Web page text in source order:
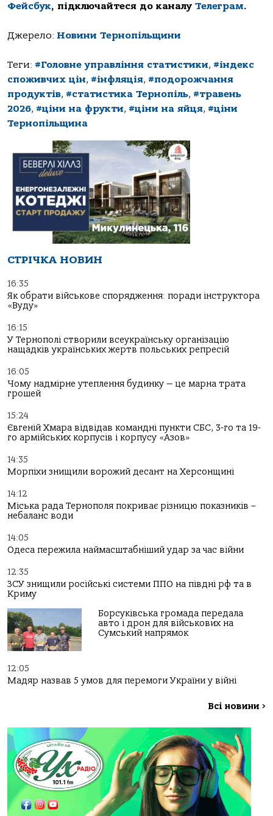
Фейсбук, підключайтеся до каналу Телеграм.
Джерело: Новини Тернопільщини
Теги: #Головне управління статистики, #індекс
споживчих цін, #інфляція, #подорожчання
продуктів, #статистика Тернопіль, #травень
2026, #ціни на фрукти, #ціни на яйця, #ціни
Тернопільщина
СТРІЧКА НОВИН
16:35
Як обрати військове спорядження: поради інструктора
«Вуду»
16:15
У Тернополі створили всеукраїнську організацію
нащадків українських жертв польських репресій
16:05
Чому надмірне утеплення будинку — це марна трата
грошей
15:24
Євгеній Хмара відвідав командні пункти СБС, 3-го та 19-
го армійських корпусів і корпусу «Азов»
14:35
Морпіхи знищили ворожий десант на Херсонщині
14:12
Міська рада Тернополя покриває різницю показників –
небаланс води
14:05
Одеса пережила наймасштабніший удар за час війни
12:35
ЗСУ знищили російські системи ППО на півдні рф та в
Криму
Борсуківська громада передала
авто і дрон для військових на
Сумський напрямок
12:05
Мадяр назвав 5 умов для перемоги України у війні
Всі новини >